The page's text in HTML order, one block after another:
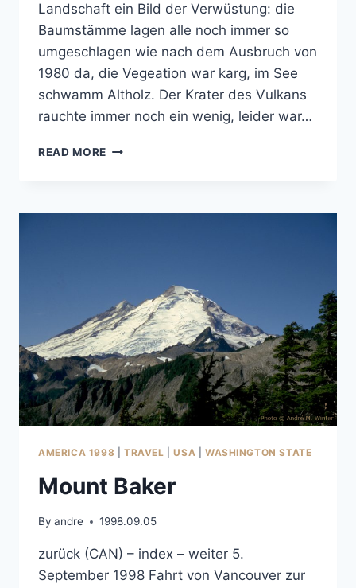
Landschaft ein Bild der Verwüstung: die
Baumstämme lagen alle noch immer so
umgeschlagen wie nach dem Ausbruch von
1980 da, die Vegeation war karg, im See
schwamm Altholz. Der Krater des Vulkans
rauchte immer noch ein wenig, leider war…
READ MORE MOUNT
AMERICA 1998 TRAVEL |USA WASHINGTON STATE
Mount Baker
By andre 1998.09.05
zurück (CAN) – index – weiter 5.
September 1998 Fahrt von Vancouver zur